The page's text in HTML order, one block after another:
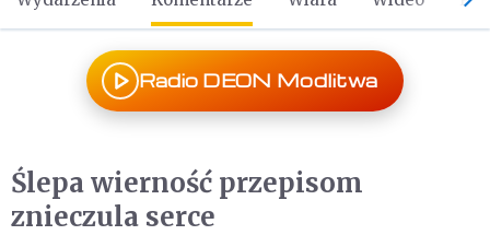
Radio DEON Modlitwa
Ślepa wierność przepisom
znieczula serce